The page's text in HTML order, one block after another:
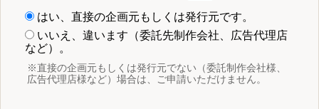
はい、直接の企画元もしくは発行元です。
いいえ、違います（委託先制作会社、広告代理店
など）。
※直接の企画元もしくは発行元でない（委託制作会社様、
広告代理店様など）場合は、ご申請いただけません。